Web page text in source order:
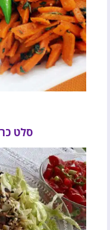
סלט